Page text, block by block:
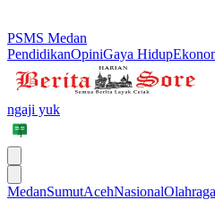
PSMS Medan
PendidikanOpiniGaya Hidup
ngaji yuk
MedanSumutAcehNasionalOlahraga